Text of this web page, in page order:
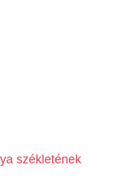
székletének